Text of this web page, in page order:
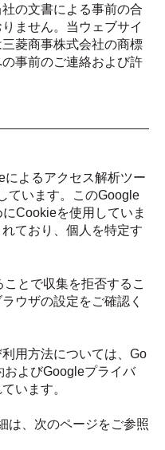
の文書による事前の合
ません。当ウェブサイ
菱商事株式会社の商標
事前のご連絡および許
よるアクセス解析ツー
ています。このGoogle
Cookieを使用していま
ており、個人を特定す
とで収集を拒否するこ
ウザの設定をご確認く
用方法については、Go
よびGoogleプライバ
います。
は、次のページをご参照